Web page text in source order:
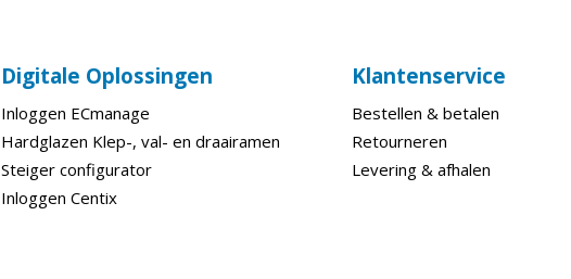
Digitale Oplossingen
Inloggen ECmanage
Hardglazen Klep-, val- en draairamen
Steiger configurator
Inloggen Centix
Klantenservice
Bestellen & betalen
Retourneren
Levering & afhalen